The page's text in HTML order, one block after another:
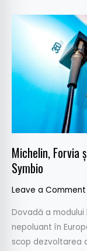
Michelin,
Symbio
Leave a Comment
Dovadă a
nepoluant în
scop dezvoltarea
Michelin,
și
Stellantis
au
reconfigurat